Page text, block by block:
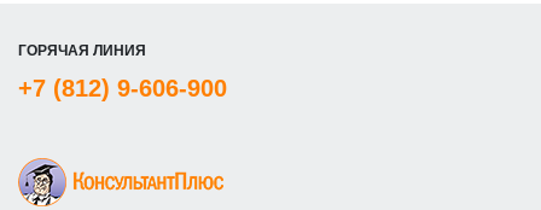
ГОРЯЧАЯ ЛИНИЯ
+7 (812) 9-606-900